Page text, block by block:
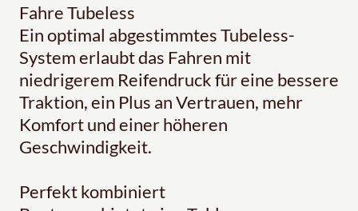
Fahre Tubeless
Ein optimal abgestimmtes Tubeless-
System erlaubt das Fahren mit
niedrigerem Reifendruck für eine bessere
Traktion, ein Plus an Vertrauen, mehr
Komfort und einer höheren
Geschwindigkeit.
Perfekt kombiniert